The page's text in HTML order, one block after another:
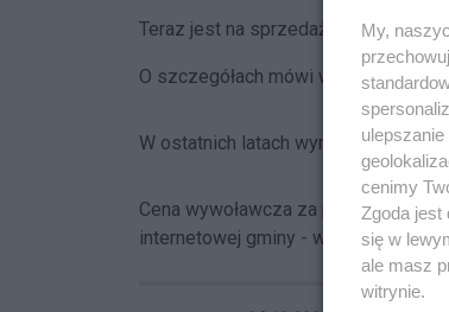
Teraz jest na sprzedaż. Mowa o
O szczegółach mówi wójt Powidza
W ostatnich latach wyremontowano
Cena wywoławcza za pojazd to 13
internetowej gminy - www.powidz.pl
My,
cenimy
Zgoda
się w
ale masz
witrynie.